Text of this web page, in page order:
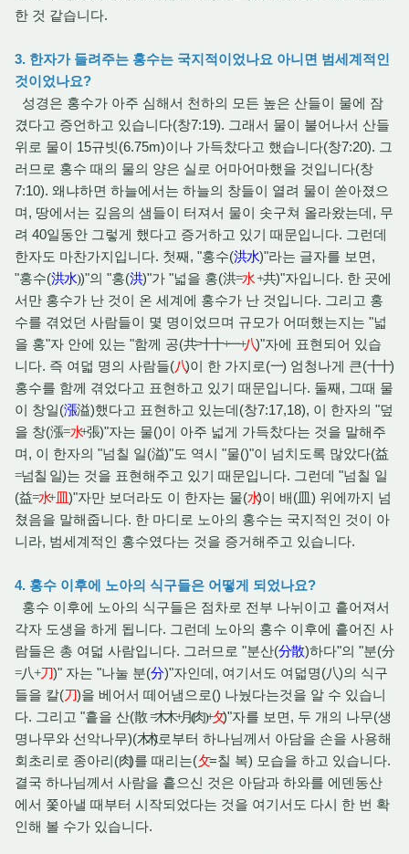
한 것 같습니다.
3. 한자가 들려주는 홍수는 국지적이었나요 아니면 범세계적인
것이었나요?
성경은 홍수가 아주 심해서 천하의 모든 높은 산들이 물에 잠
겼다고 증언하고 있습니다(창7:19). 그래서 물이 불어나서 산들
위로 물이 15규빗(6.75m)이나 가득찼다고 했습니다(창7:20). 그
러므로 홍수 때의 물의 양은 실로 어마어마했을 것입니다(창
7:10). 왜냐하면 하늘에서는 하늘의 창들이 열려 물이 쏟아졌으
며, 땅에서는 깊음의 샘들이 터져서 물이 솟구쳐 올라왔는데, 무
려 40일동안 그렇게 했다고 증거하고 있기 때문입니다. 그런데
한자도 마찬가지입니다. 첫째, "홍수(洪水)"라는 글자를 보면,
"홍수(洪水))"의 "홍(洪)"가 "넓을 홍(洪=水 +共)"자입니다. 한 곳에
서만 홍수가 난 것이 온 세계에 홍수가 난 것입니다. 그리고 홍
수를 겪었던 사람들이 몇 명이었므며 규모가 어떠했는지는 "넓
을 홍"자 안에 있는 "함께 공(共=十十+一+八)"자에 표현되어 있습
니다. 즉 여덟 명의 사람들(八)이 한 가지로(一) 엄청나게 큰(十十)
홍수를 함께 겪었다고 표현하고 있기 때문입니다. 둘째, 그때 물
이 창일(漲溢)했다고 표현하고 있는데(창7:17,18), 이 한자의 "덮
을 창(漲=水+張)"자는 물()이 아주 넓게 가득찼다는 것을 말해주
며, 이 한자의 "넘칠 일(溢)"도 역시 "물()"이 넘치도록 많았다(益
=넘칠 일)는 것을 표현해주고 있기 때문입니다. 그런데 "넘칠 일
(益=水+皿)"자만 보더라도 이 한자는 물(水)이 배(皿) 위에까지 넘
쳤음을 말해줍니다. 한 마디로 노아의 홍수는 국지적인 것이 아
니라, 범세계적인 홍수였다는 것을 증거해주고 있습니다.
4. 홍수 이후에 노아의 식구들은 어떻게 되었나요?
홍수 이후에 노아의 식구들은 점차로 전부 나뉘이고 흩어져서
각자 도생을 하게 됩니다. 그런데 노아의 홍수 이후에 흩어진 사
람들은 총 여덟 사람입니다. 그러므로 "분산(分散)하다"의 "분(分
=八+刀)" 자는 "나눌 분(分)"자인데, 여기서도 여덟명(八)의 식구
들을 칼(刀)을 베어서 떼어냄으로() 나눴다는것을 알 수 있습니
다. 그리고 "흩을 산(散=木木+月(肉)+攵)"자를 보면, 두 개의 나무(생
명나무와 선악나무)(木木)로부터 하나님께서 아담을 손을 사용해
회초리로 종아리(肉)를 때리는(攵=칠 복) 모습을 하고 있습니다.
결국 하나님께서 사람을 흩으신 것은 아담과 하와를 에덴동산
에서 쫓아낼 때부터 시작되었다는 것을 여기서도 다시 한 번 확
인해 볼 수가 있습니다.